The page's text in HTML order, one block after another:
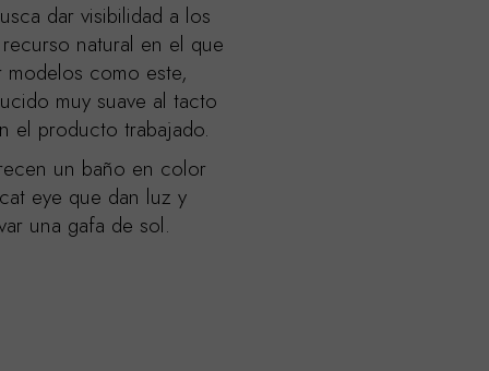
dar visibilidad a los
natural en el que
modelos como este,
muy suave al tacto
el producto trabajado.
un baño en color
eye que dan luz y
una gafa de sol.